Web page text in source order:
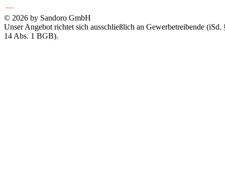
© 2026 by Sandoro GmbH
Unser Angebot richtet sich ausschließlich an Gewerbetreibende (iSd.
14 Abs. 1 BGB).